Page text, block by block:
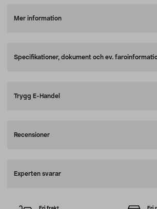
Mer information
Specifikationer, dokument och ev.
Trygg E-Handel
Recensioner
Experten svarar